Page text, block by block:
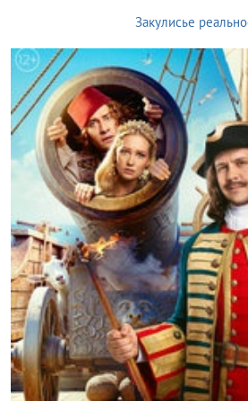
Закулисье